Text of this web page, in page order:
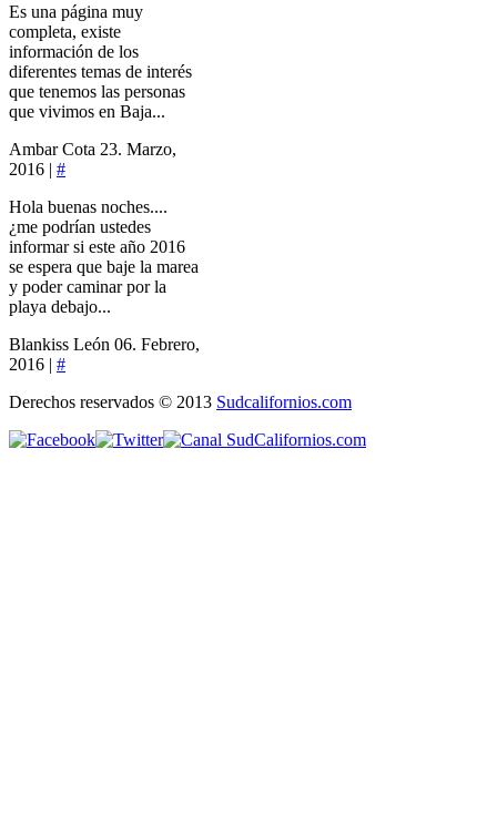
Es una página muy
completa, existe
información de los
diferentes temas de interés
que tenemos las personas
que vivimos en Baja...
Ambar Cota 23. Marzo,
2016 | #
Hola buenas noches....
¿me podrían ustedes
informar si este año 2016
se espera que baje la marea
y poder caminar por la
playa debajo...
Blankiss León 06. Febrero,
2016 | #
Derechos reservados © 2013 Sudcalifornios.com